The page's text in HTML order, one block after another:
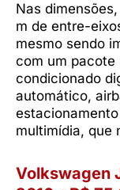
Nas
m de entre-
mesmo sendo
com um pacote
condicionado
automático,
multimídia, que
Volkswagen